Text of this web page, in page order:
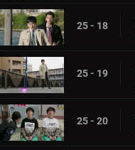
25 - 18
25 - 19
25 - 20